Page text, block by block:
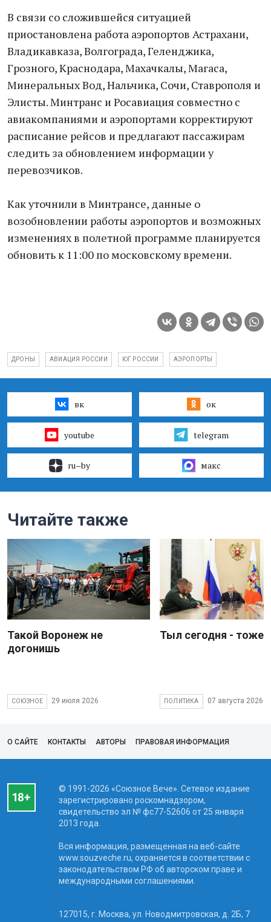
В связи со сложившейся ситуацией
приостановлена работа аэропортов Астрахани,
Владикавказа, Волгограда, Геленджика,
Грозного, Краснодара, Махачкалы, Магаса,
Минеральных Вод, Нальчика, Сочи, Ставрополя и
Элисты. Минтранс и Росавиация совместно с
авиакомпаниями и аэропортами корректируют
расписание рейсов и предлагают пассажирам
следить за обновлением информации у
перевозчиков.
Как уточнили в Минтрансе, данные о
возобновлении работы аэропортов и возможных
изменениях в полетной программе планируется
обновить к 11:00 по московскому времени.
ДРОНЫ АВИАЦИЯ РОССИИ ЮГ РОССИИ АЭРОПОРТЫ
вк ок
youtube telegram
ru–by макс
Читайте также
Такой Воронеж не
догонишь
СОЮЗНОЕ 29 июля 2026
Тыл сегодня - тоже
ПОЛИТИКА 07 августа 2026
О САЙТЕ КОНТАКТЫ АВТОРЫ ПРАВОВАЯ ИНФОРМАЦИЯ
© 1991-2026 «Союзное Вече». Сетевое издание
зарегистрировано роскомнадзором,
свидетельство эл № фc77-52606 от 25 января
2013 года.
Вся информация, размещенная на веб-сайте
www.souzveche.ru, охраняется в соответствии с
законодательством РФ об авторском праве и
международными соглашениями.
127015, г. Москва, ул. Новодмитровская, д. 2Б, 7